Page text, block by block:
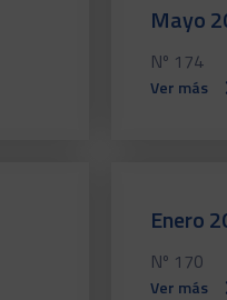
Mayo
Nº 174
Ver más
Enero
Nº 170
Ver más